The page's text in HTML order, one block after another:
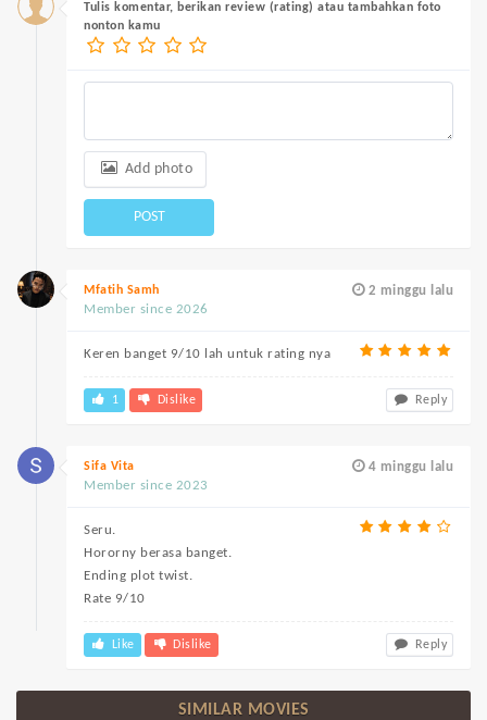
Tulis komentar, berikan review (rating) atau tambahkan foto
nonton kamu
Add photo
POST
2 minggu lalu
Mfatih Samh
Member since 2026
Keren banget 9/10 lah untuk rating nya
1 Dislike Reply
4 minggu lalu
Sifa Vita
Member since 2023
Seru.
Hororny berasa banget.
Ending plot twist.
Rate 9/10
Like Dislike Reply
SIMILAR MOVIES